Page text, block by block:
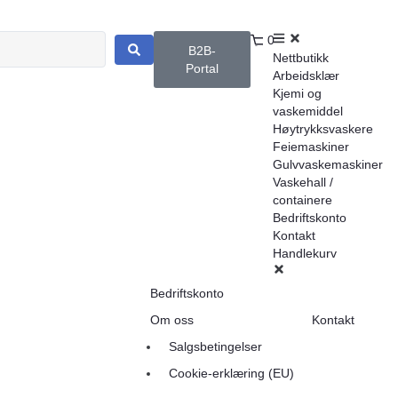
B2B-
Portal
0
Nettbutikk
Arbeidsklær
Kjemi og
vaskemiddel
Høytrykksvaskere
Feiemaskiner
Gulvvaskemaskiner
Vaskehall /
containere
Bedriftskonto
Kontakt
Handlekurv
Bedriftskonto
Om oss
Salgsbetingelser
Cookie-erklæring (EU)
Kontakt